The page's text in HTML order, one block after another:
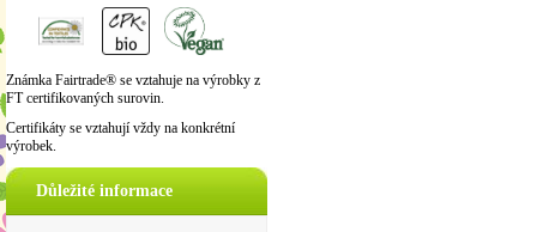
Známka Fairtrade® se vztahuje na výrobky z
FT certifikovaných surovin.
Certifikáty se vztahují vždy na konkrétní
výrobek.
Důležité informace